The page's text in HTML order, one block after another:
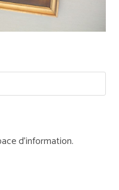
d'information.